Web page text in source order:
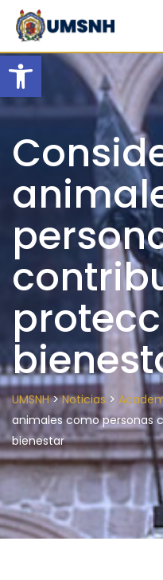
Open
Skip
content
UMSNH>Noticias >
animales como personas
bienestar